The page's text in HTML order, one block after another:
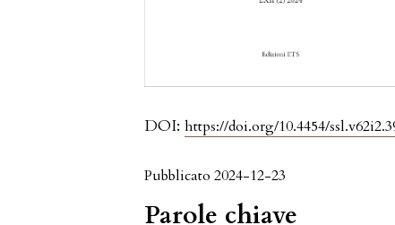
DOI:https://doi.org/10.4454/
Pubblicato 2024-12-23
Parole chiave